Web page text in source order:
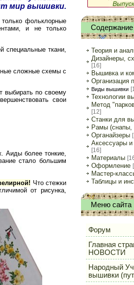
мир вышивки.
фольклорные
и не только
специальные ткани,
сложные схемы с
по своему
свои
Аиды более тонкие,
стало большим
Что стежки
от рисунка,
Содержание
Теория и
Дизайнеры,
[16]
Вышивка и
Организация
Виды вышивки
Технологии
Метод
[12]
Станки для
Рамы (снапы,
Органайзеры
Аксессуары
[16]
Материалы
Оформление
Мастер-
Таблицы и
Меню сайта
Форум
Главная
НОВОСТИ
Народный
вышивки